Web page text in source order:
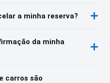
a minha reserva?
da minha
carros são